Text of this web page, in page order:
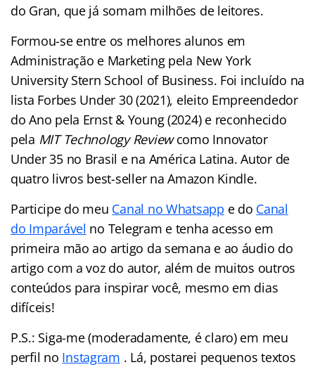
do Gran, que já somam milhões de leitores.
Formou-se entre os melhores alunos em
Administração e Marketing pela New York
University Stern School of Business. Foi incluído na
lista Forbes Under 30 (2021), eleito Empreendedor
do Ano pela Ernst & Young (2024) e reconhecido
pela MIT Technology Reviewcomo Innovator
Under 35 no Brasil e na América Latina. Autor de
quatro livros best-seller na Amazon Kindle.
Participe do meu Canal no Whatsapp e do Canal
do Imparável no Telegram e tenha acesso em
primeira mão ao artigo da semana e ao áudio do
artigo com a voz do autor, além de muitos outros
conteúdos para inspirar você, mesmo em dias
difíceis!
P.S.: Siga-me (moderadamente, é claro) em meu
perfil no Instagram . Lá, postarei pequenos textos